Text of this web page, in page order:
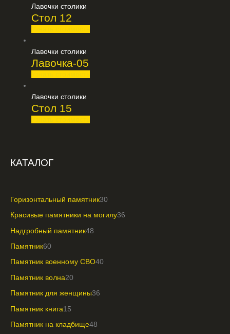
Лавочки столики
Стол 12
Лавочки столики
Лавочка-05
Лавочки столики
Стол 15
КАТАЛОГ
Горизонтальный памятник30
Красивые памятники на могилу36
Надгробный памятник48
Памятник60
Памятник военному СВО40
Памятник волна20
Памятник для женщины36
Памятник книга15
Памятник на кладбище48